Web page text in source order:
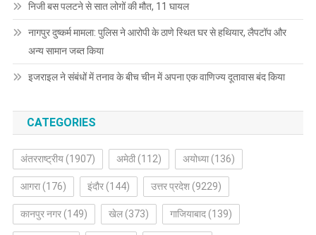
निजी बस पलटने से सात लोगों की मौत, 11 घायल
नागपुर दुष्कर्म मामला: पुलिस ने आरोपी के ठाणे स्थित घर से हथियार, लैपटॉप और
अन्य सामान जब्त किया
इजराइल ने संबंधों में तनाव के बीच चीन में अपना एक वाणिज्य दूतावास बंद किया
CATEGORIES
अंतरराष्ट्रीय(1907) अमेठी(112) अयोध्या(136)
आगरा(176) इंदौर(144) उत्तर प्रदेश(9229)
कानपुर नगर(149) खेल(373) गाजियाबाद(139)